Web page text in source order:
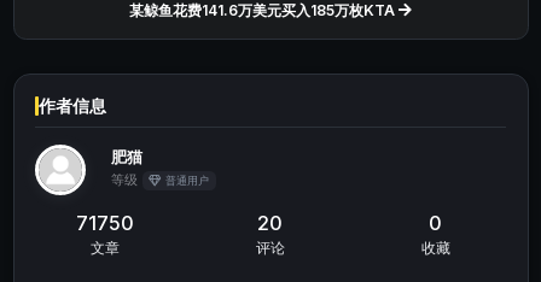
某鲸鱼花费141.6万美元买入185万枚KTA
作者信息
肥猫
等级 普通用户
71750
文章
20
评论
0
收藏